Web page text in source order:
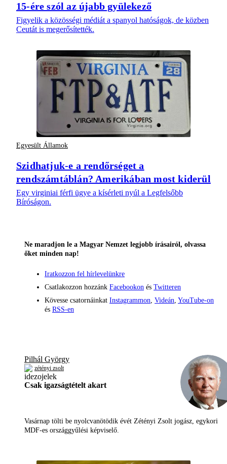
15-ére szól az újabb gyülekező
Figyelik a közösségi médiát a spanyol hatóságok, de közben
Ceutát is megerősítették.
Egyesült Államok
Szidhatjuk-e a rendőrséget a
rendszámtáblán? Amerikában most kiderül
Egy virginiai férfi ügye a kísérleti nyúl a Legfelsőbb
Bíróságon.
Ne maradjon le a Magyar Nemzet legjobb írásairól, olvassa
őket minden nap!
Iratkozzon fel hírlevelünkre
Csatlakozzon hozzánk Facebookon és Twitteren
Kövesse csatornáinkat Instagrammon Videán YouTube-on
és RSS-en
Pilhál György
zétényi zsolt
Csak igazságtételt akart
Vasárnap tölti be nyolcvanötödik évét Zétényi Zsolt jogász, egykori
MDF-es országgyűlési képviselő.